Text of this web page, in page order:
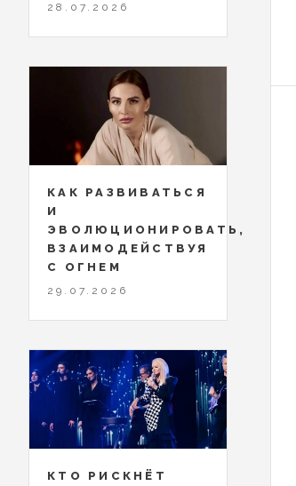
28.07.2026
КАК РАЗВИВАТЬСЯ
И
ЭВОЛЮЦИОНИРОВАТЬ,
ВЗАИМОДЕЙСТВУЯ
С ОГНЕМ
29.07.2026
КТО РИСКНЁТ